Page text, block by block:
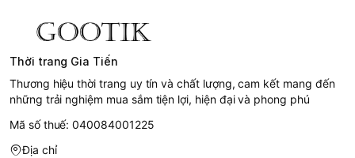
Thời trang Gia Tiến
Thương hiệu thời trang uy tín và chất lượng, cam kết mang đến
những trải nghiệm mua sắm tiện lợi, hiện đại và phong phú
Mã số thuế: 040084001225
Địa chỉ